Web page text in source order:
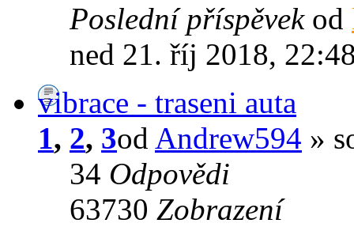
Poslední příspěvek od
ned 21. říj 2018,
vibrace - traseni auta
1, 2, 3od Andrew594 »
34 Odpovědi
63730 Zobrazení